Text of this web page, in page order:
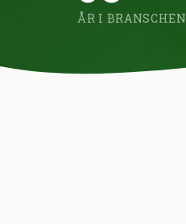
ÅR I BRANSCHEN